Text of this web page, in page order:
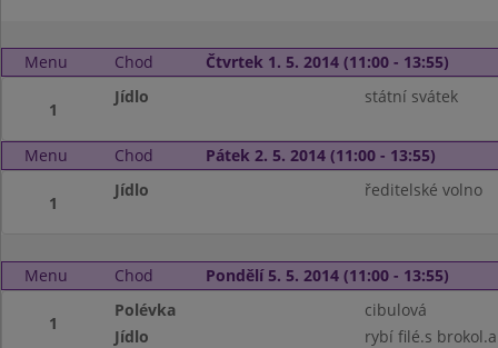
Menu Chod Čtvrtek 1. 5. 2014 (11:00 - 13:55)
1
Jídlo státní svátek
Menu Chod Pátek 2. 5. 2014 (11:00 - 13:55)
1
Jídlo ředitelské volno
Menu Chod Pondělí 5. 5. 2014 (11:00 - 13:55)
1
Polévka
cibulová
Jídlo
rybí filé.s